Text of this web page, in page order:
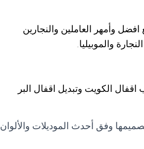
وأمهر العاملين والنجارين
والموبيليا.
الكويت وتبديل اقفال البر
وفق أحدث الموديلات والألوان